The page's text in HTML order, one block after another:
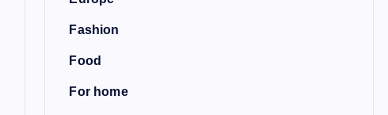
Fashion
Food
For home